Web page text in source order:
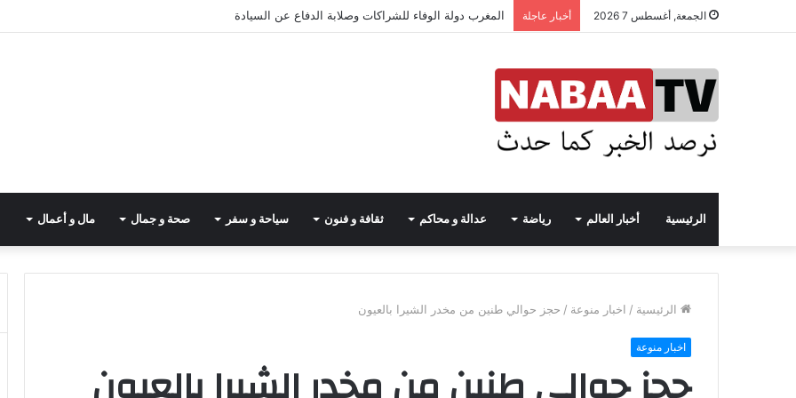
الجمعة, أغسطس 7 2026 أخبار عاجلة المغرب دولة الوفاء للشراكات وصلابة الدفاع عن السيادة
الرئيسية أخبار العالم رياضة عدالة و محاكم ثقافة و فنون سياحة و سفر صحة و جمال مال و أعمال
الرئيسية / اخبار منوعة / حجز حوالي طنين من مخدر الشيرا بالعيون
اخبار منوعة